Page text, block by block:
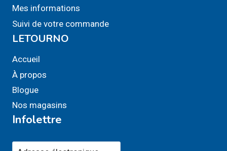
Mes informations
Suivi de votre commande
LETOURNO
Accueil
À propos
Blogue
Nos magasins
Infolettre